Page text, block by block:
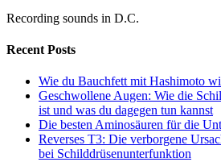
Recording sounds in D.C.
Recent Posts
Wie du Bauchfett mit Hashimoto
Geschwollene Augen: Wie die
ist und was du dagegen tun kannst
Die besten Aminosäuren für die
Reverses T3: Die verborgene
bei Schilddrüsenunterfunktion